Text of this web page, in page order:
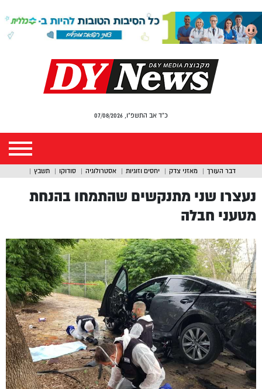
כ"ד אב התשפ"ו, 07/08/2026
דבר העורך מאזני צדק יחסים וזוגיות אסטרולוגיה סודוקו תשבץ
נעצרו שני מתנקשים שהתמחו בהנחת
מטעני חבלה